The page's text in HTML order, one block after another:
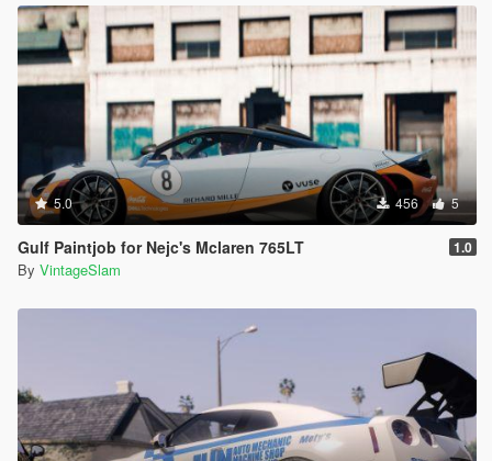
5.0 456 5
Gulf Paintjob for Nejc's Mclaren 765LT 1.0
By VintageSlam